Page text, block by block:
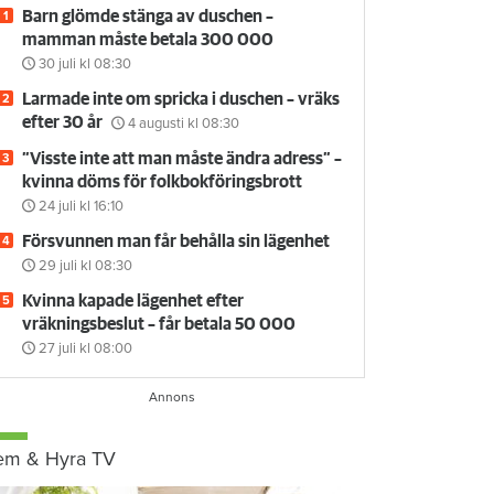
Barn glömde stänga av duschen –
mamman måste betala 300 000
30 juli kl 08:30
Larmade inte om spricka i duschen – vräks
efter 30 år
4 augusti kl 08:30
”Visste inte att man måste ändra adress” –
kvinna döms för folkbokföringsbrott
24 juli kl 16:10
Försvunnen man får behålla sin lägenhet
29 juli kl 08:30
Kvinna kapade lägenhet efter
vräkningsbeslut – får betala 50 000
27 juli kl 08:00
& Hyra TV